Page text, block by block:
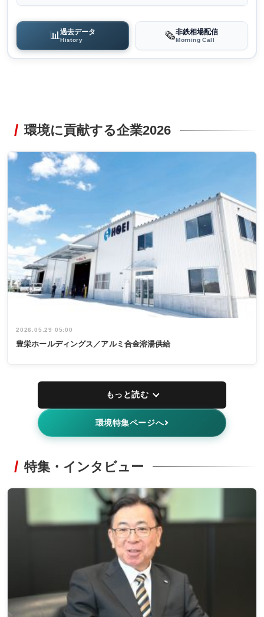
📊過去データ
History 🗞️非鉄相場配信
Morning Call
環境に貢献する企業2026
2026.05.29 05:00
豊栄ホールディングス／アルミ合金溶湯供給
もっと読む
環境特集ページへ
特集・インタビュー